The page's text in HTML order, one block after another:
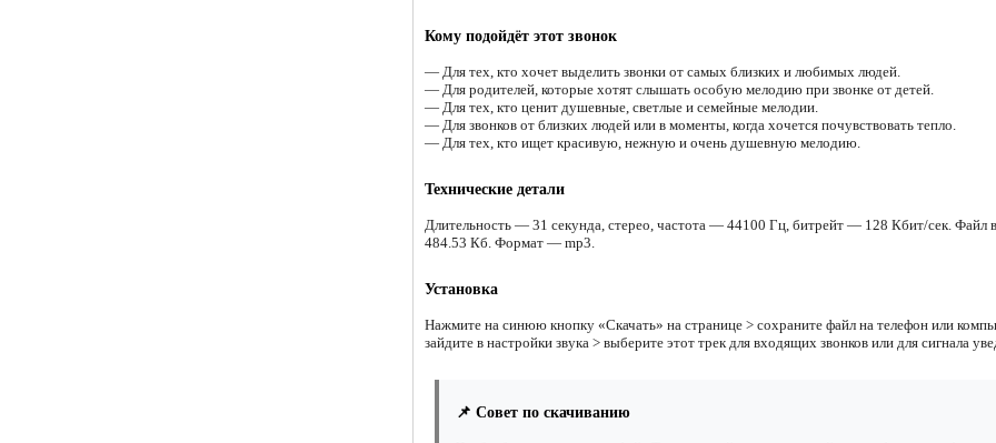
Кому подойдёт этот звонок
— Для тех, кто хочет выделить звонки от самых близких и любимых людей.
— Для родителей, которые хотят слышать особую мелодию при звонке от детей.
— Для тех, кто ценит душевные, светлые и семейные мелодии.
— Для звонков от близких людей или в моменты, когда хочется почувствовать тепло.
— Для тех, кто ищет красивую, нежную и очень душевную мелодию.
Технические детали
Длительность — 31 секунда, стерео, частота — 44100 Гц, битрейт — 128 Кбит/сек. Файл
484.53 Кб. Формат — mp3.
Установка
Нажмите на синюю кнопку «Скачать» на странице > сохраните файл на телефон или
зайдите в настройки звука > выберите этот трек для входящих звонков или для сигнала
📌 Совет по скачиванию